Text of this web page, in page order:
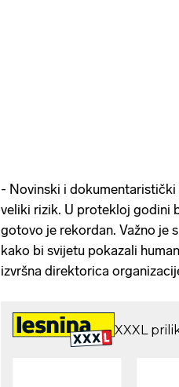
- Novinski i
veliki rizik. U protekloj godini
gotovo je rekordan. Važno je
kako bi svijetu pokazali
izvršna direktorica